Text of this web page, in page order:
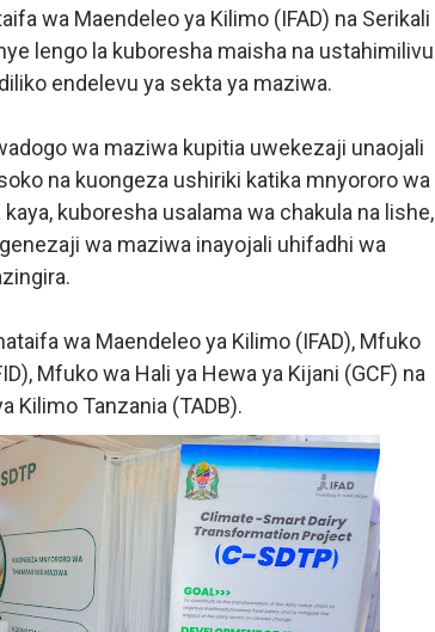
wa Maendeleo ya Kilimo (IFAD) na Serikali
lengo la kuboresha maisha na ustahimilivu
endelevu ya sekta ya maziwa.
wa maziwa kupitia uwekezaji unaojali
na kuongeza ushiriki katika mnyororo wa
kuboresha usalama wa chakula na lishe,
wa maziwa inayojali uhifadhi wa
wa Maendeleo ya Kilimo (IFAD), Mfuko
Mfuko wa Hali ya Hewa ya Kijani (GCF) na
Kilimo Tanzania (TADB).